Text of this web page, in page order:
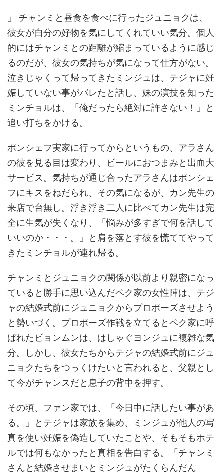
」 チャンミと昼食を食べに行ったジュニョクは、
彼女が自分の好物を気にしてくれていい気分。個人
的にはチャンミとの距離が縮まっているように感じ
るのだが、彼女の気持ちが気になって仕方がない。
泣きじゃくって帰ってきたミンジュは、テジャに妊
娠していない事がバレたと話し、妹の演技を知った
ミンチョルは、「俺だったら絶対に許さない！」と
追い打ちをかける。
ポンシェフ実家に行ってからというもの、アラさん
の彼を見る目は変わり、ビールにおつまみと出血大
サービス。気持ちが通じ合ったアラさんはポンシェ
フにキスをねだられ、その気になるが、カン先生の
来店で台無し。浮き浮き二人に比べてカン先生は完
全に生気が失くなり、「悩みが多すぎで何を話して
いいのか・・・。」と肩を落とす彼を慌ててやって
きたミンチョルが連れ帰る。
チャンミとジュニョクの関係が以前より親密になっ
ていると勝手に思い込んだペク家の女性陣は、テジ
ャの結婚式前にジュニョクからプロポーズさせよう
と勢いづく。プロポーズ作戦を立てるとペク家に呼
ばれたビョンムンは、はしゃぐヨンジュに複雑な気
分。しかし、彼女たちからテジャの結婚式前にジュ
ニョクたちをつっくけたいと言われると、父親とし
て今がチャンスだと息子の背中を押す。
その頃、ファン家では、「今日中に話したい事があ
る。」とテジャは家族を集め、ミンジュが他人の写
真を使い妊娠を偽造していたことや、そもそもホテ
ルでは何もなかったと真相を告白する。「チャンミ
さんと結婚させまいとミンジュがたくらんだん